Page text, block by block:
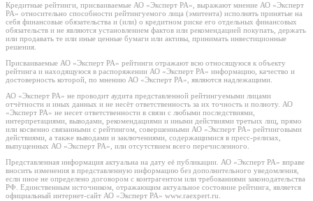
Кредитные рейтинги, присваиваемые АО «Эксперт РА», выражают мнение АО «Эксперт
РА» относительно способности рейтингуемого лица (эмитента) исполнять принятые на
себя финансовые обязательства и (или) о кредитном риске его отдельных финансовых
обязательств и не являются установлением фактов или рекомендацией покупать, держать
или продавать те или иные ценные бумаги или активы, принимать инвестиционные
решения.
Присваиваемые АО «Эксперт РА» рейтинги отражают всю относящуюся к объекту
рейтинга и находящуюся в распоряжении АО «Эксперт РА» информацию, качество и
достоверность которой, по мнению АО «Эксперт РА», являются надлежащими.
АО «Эксперт РА» не проводит аудита представленной рейтингуемыми лицами
отчётности и иных данных и не несёт ответственность за их точность и полноту. АО
«Эксперт РА» не несет ответственности в связи с любыми последствиями,
интерпретациями, выводами, рекомендациями и иными действиями третьих лиц, прямо
или косвенно связанными с рейтингом, совершенными АО «Эксперт РА» рейтинговыми
действиями, а также выводами и заключениями, содержащимися в пресс-релизах,
выпущенных АО «Эксперт РА», или отсутствием всего перечисленного.
Представленная информация актуальна на дату её публикации. АО «Эксперт РА» вправе
вносить изменения в представленную информацию без дополнительного уведомления,
если иное не определено договором с контрагентом или требованиями законодательства
РФ. Единственным источником, отражающим актуальное состояние рейтинга, является
официальный интернет-сайт АО «Эксперт РА» www.raexpert.ru.